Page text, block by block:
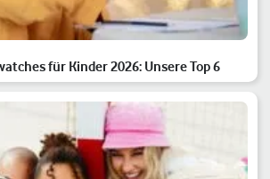
für Kinder 2026: Unsere Top 6